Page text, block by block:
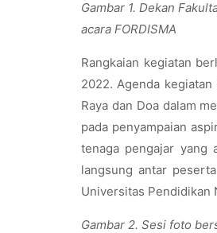
Gambar 1. Dekan
acara FORDISMA
Rangkaian kegiatan
2022. Agenda
Raya dan Doa dalam
pada penyampaian
tenaga pengajar yang
langsung antar
Universitas Pendidikan
Gambar 2. Sesi foto